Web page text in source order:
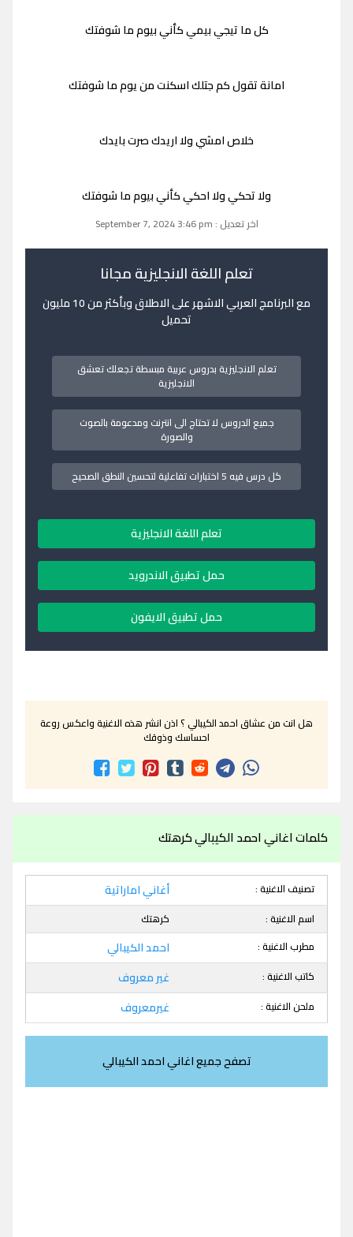
كل ما تيجي بيمي كأني بيوم ما شوفتك
امانة تقول كم جتلك اسكنت من يوم ما شوفتك
خلاص امشي ولا اريدك صرت بايدك
ولا تحكي ولا احكي كأني بيوم ما شوفتك
اخر تعديل : September 7, 2024 3:46 pm
تعلم اللغة الانجليزية مجانا
مع البرنامج العربي الاشهر على الاطلاق وبأكثر من 10 مليون
تحميل
تعلم الانجليزية بدروس عربية مبسطة تجعلك تعشق
الانجليزية
جميع الدروس لا تحتاج الى انترنت ومدعومة بالصوت
والصورة
كل درس فيه 5 اختبارات تفاعلية لتحسين النطق الصحيح
تعلم اللغة الانجليزية
حمل تطبيق الاندرويد
حمل تطبيق الايفون
هل انت من عشاق احمد الكيبالي ؟ اذن انشر هذه الاغنية واعكس روعة
احساسك وذوقك
كلمات اغاني احمد الكيبالي كرهتك
تصنيف الاغنية : أغاني اماراتية
اسم الاغنية :
كرهتك
مطرب الاغنية :
احمد الكيبالي
كاتب الاغنية : غير معروف
ملحن الاغنية : غيرمعروف
تصفح جميع اغاني احمد الكيبالي